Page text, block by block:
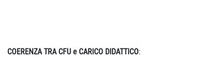
COERENZA TRA CFU e CARICO DIDATTICO: